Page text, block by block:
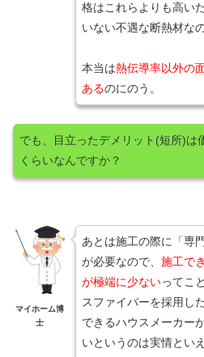
格はこれらよりも高い
いない不遇な断熱材なの
本当は熱伝導率以外の
あるのにのう。
でも、目立ったデメリット(短所)は
くらいなんですか？
マイホーム博
士
あとは施工の際に「専
が必要なので、 施工で
が極端に少ないってこ
スファイバーを採用し
できるハウスメーカー
いというのは実情とい